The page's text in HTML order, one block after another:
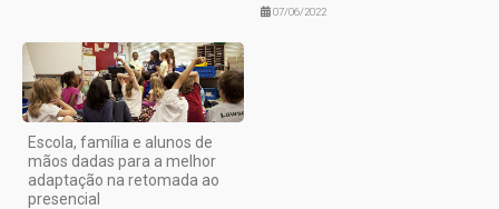
07/06/2022
Escola, família e alunos de
mãos dadas para a melhor
adaptação na retomada ao
presencial